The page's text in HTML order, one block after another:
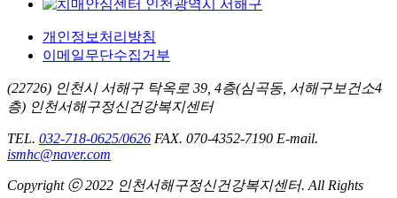
개인정보처리방침
이메일무단수집거부
(22726) 인천시 서해구 탁옥로 39, 4층(심곡동, 서해구보건소4
층) 인천서해구정신건강복지센터
TEL. 032-718-0625/0626 FAX. 070-4352-7190 E-mail.
ismhc@naver.com
Copyright ⓒ 2022 인천서해구정신건강복지센터. All Rights